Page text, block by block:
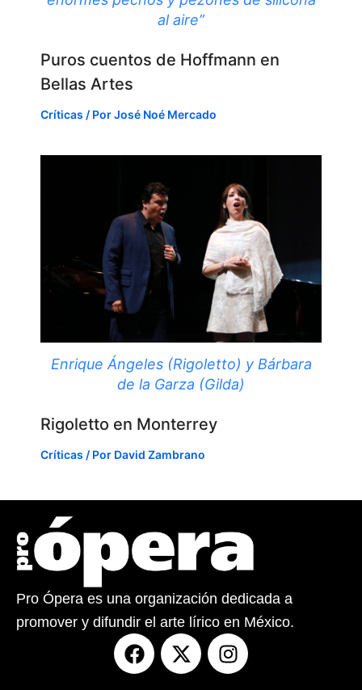
al aire”
Puros cuentos de Hoffmann en
Bellas Artes
Críticas / PorJosé Noé Mercado
Enrique Ángeles (Rigoletto) y Bárbara
de la Garza (Gilda)
Rigoletto en Monterrey
Críticas / Por David Zambrano
Pro Ópera es una organización dedicada a
promover y difundir el arte lírico en México.
F
a
X
-
I
n